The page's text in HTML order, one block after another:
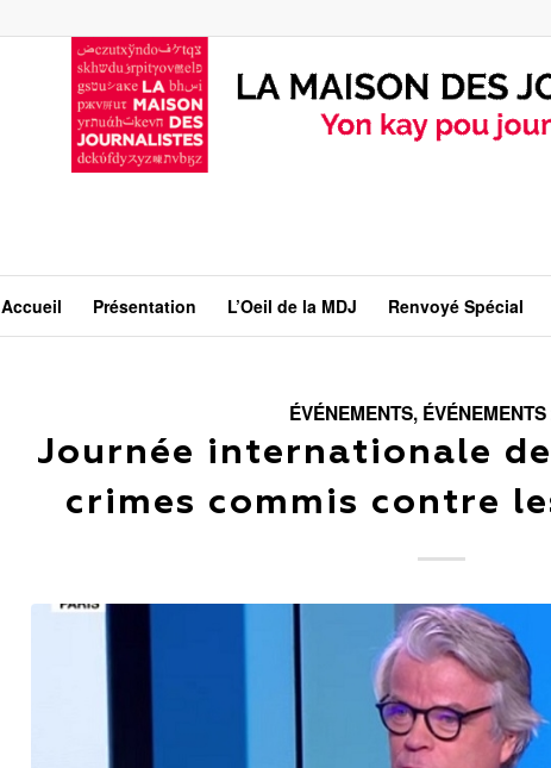
Accueil Présentation L’Oeil de la MDJ Renvoyé Spécial
ÉVÉNEMENTS,
Journée internationale
crimes commis contre